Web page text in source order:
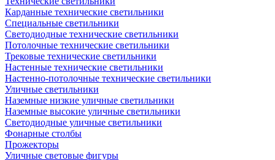
Карданные технические светильники
Специальные светильники
Светодиодные технические светильники
Потолочные технические светильники
Трековые технические светильники
Настенные технические светильники
Настенно-потолочные технические светильники
Уличные светильники
Наземные низкие уличные светильники
Наземные высокие уличные светильники
Светодиодные уличные светильники
Фонарные столбы
Прожекторы
Уличные световые фигуры